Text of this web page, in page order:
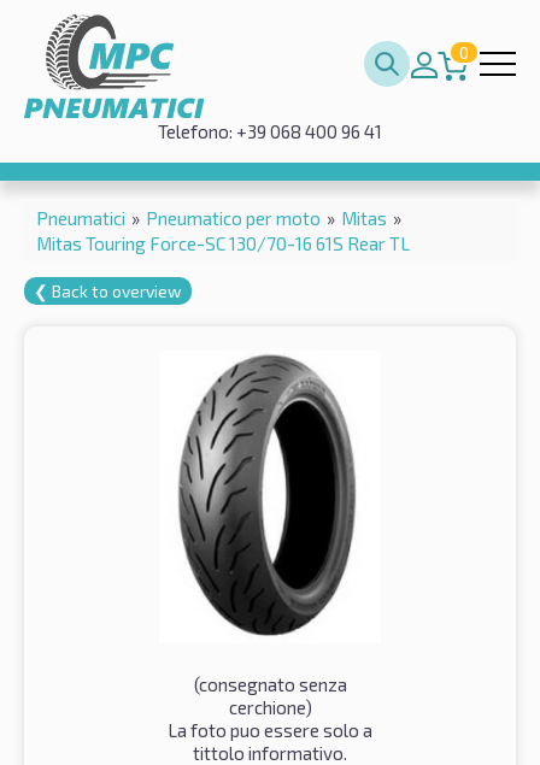
0
Telefono: +39 068 400 96 41
Pneumatici » Pneumatico per moto » Mitas »
Mitas Touring Force-SC 130/70-16 61S Rear TL
❮ Back to overview
(consegnato senza
cerchione)
La foto puo essere solo a
tittolo informativo.